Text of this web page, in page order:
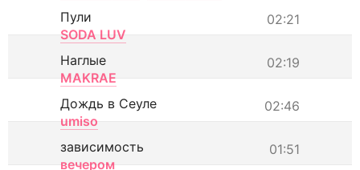
02:21
Пули
SODA LUV
02:19
Наглые
MAKRAE
02:46
Дождь в Сеуле
umiso
01:51
зависимость
вечером